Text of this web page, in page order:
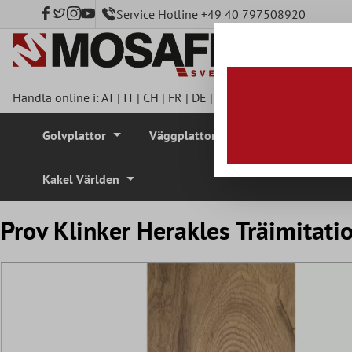
Service Hotline +49 40 797508920
Handla online i:AT| IT| CH | FR | DE |
Golvplattor Väggplattor
Kakel Världen
Prov Klinker Herakles